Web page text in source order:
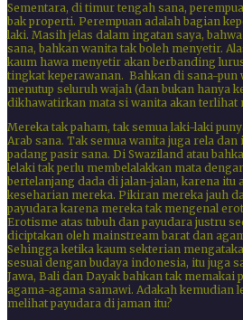
Sementara, di timur tengah sana,
bak properti. Perempuan adalah bagian
laki. Masih jelas dalam ingatan saya,
sana, bahkan wanita tak boleh menyetir.
kaum hawa menyetir akan berbanding
tingkat keperawanan. Bahkan di sana-pun
menutup seluruh wajah (dan bukan hanya
dikhawatirkan mata si wanita akan terlihat
Mereka tak paham, tak semua laki-laki
Arab sana. Tak semua wanita juga rela
padang pasir sana. Di Swaziland atau
lelaki tak perlu membelalakkan mata
bertelanjang dada di jalan-jalan, karena itu
keseharian mereka. Pikiran mereka jauh
payudara karena mereka tak mengenal
Erotisme atas tubuh dan payudara justru
diciptakan oleh mainstream barat dan
Sehingga ketika kaum sekterian
sesuai dengan budaya indonesia, itu juga
Jawa, Bali dan Dayak bahkan tak memakai
agama-agama samawi. Adakah kemudian
melihat payudara di jaman itu?